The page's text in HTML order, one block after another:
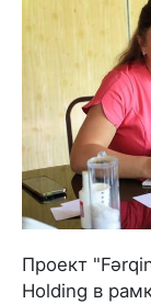
Проект
Holding в